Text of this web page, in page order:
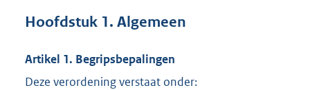
Hoofdstuk 1. Algemeen
Artikel 1. Begripsbepalingen
Deze verordening verstaat onder: